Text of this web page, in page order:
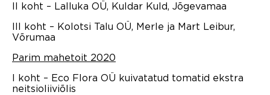
II koht – Lalluka OÜ, Kuldar Kuld, Jõgevamaa
III koht – Kolotsi Talu OÜ, Merle ja Mart Leibur,
Võrumaa
Parim mahetoit 2020
I koht – Eco Flora OÜ kuivatatud tomatid ekstra
neitsioliiviõlis